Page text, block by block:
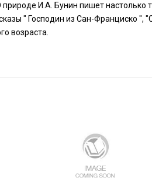
И.А. Бунин пишет настолько
" Господин из Сан-Франциско ",
возраста.